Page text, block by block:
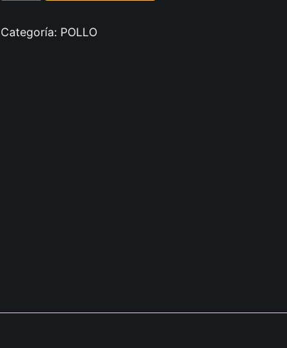
Categoría: POLLO